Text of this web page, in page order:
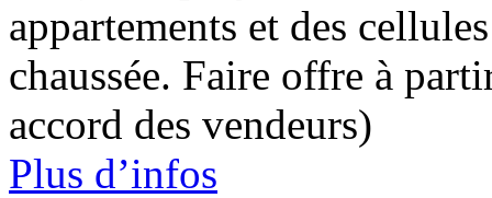
appartements et des
chaussée. Faire offre à
accord des vendeurs)
Plus d’infos